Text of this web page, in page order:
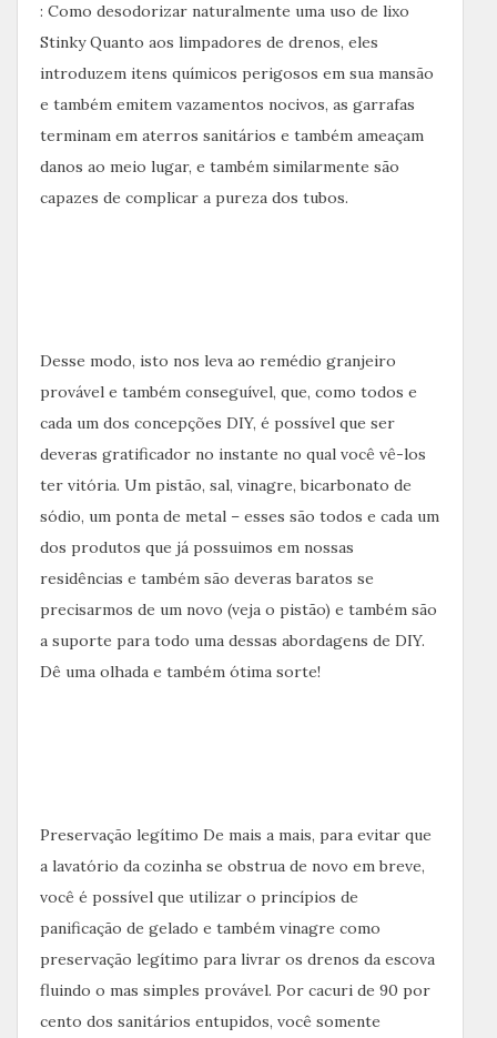
: Como desodorizar naturalmente uma uso de lixo
Stinky Quanto aos limpadores de drenos, eles
introduzem itens químicos perigosos em sua mansão
e também emitem vazamentos nocivos, as garrafas
terminam em aterros sanitários e também ameaçam
danos ao meio lugar, e também similarmente são
capazes de complicar a pureza dos tubos.
Desse modo, isto nos leva ao remédio granjeiro
provável e também conseguível, que, como todos e
cada um dos concepções DIY, é possível que ser
deveras gratificador no instante no qual você vê-los
ter vitória. Um pistão, sal, vinagre, bicarbonato de
sódio, um ponta de metal – esses são todos e cada um
dos produtos que já possuimos em nossas
residências e também são deveras baratos se
precisarmos de um novo (veja o pistão) e também são
a suporte para todo uma dessas abordagens de DIY.
Dê uma olhada e também ótima sorte!
Preservação legítimo De mais a mais, para evitar que
a lavatório da cozinha se obstrua de novo em breve,
você é possível que utilizar o princípios de
panificação de gelado e também vinagre como
preservação legítimo para livrar os drenos da escova
fluindo o mas simples provável. Por cacuri de 90 por
cento dos sanitários entupidos, você somente